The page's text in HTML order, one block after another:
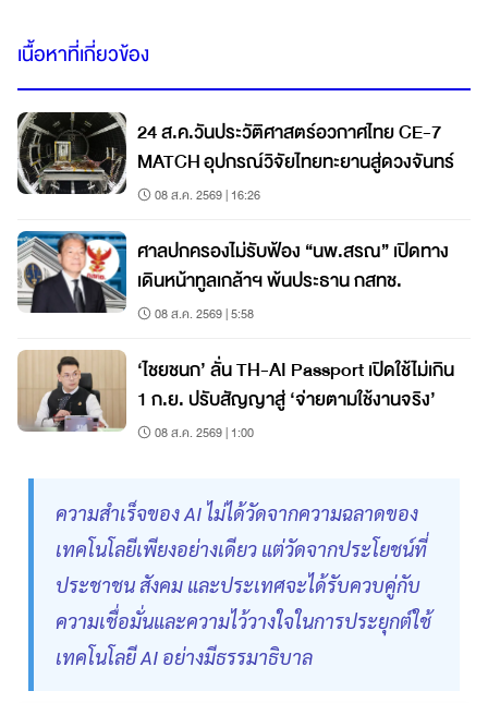
เนื้อหาที่เกี่ยวข้อง
24 ส.ค.วันประวัติศาสตร์อวกาศไทย CE-7
MATCH อุปกรณ์วิจัยไทยทะยานสู่ดวงจันทร์
08 ส.ค. 2569 | 16:26
ศาลปกครองไม่รับฟ้อง “นพ.สรณ” เปิดทาง
เดินหน้าทูลเกล้าฯ พ้นประธาน กสทช.
08 ส.ค. 2569 | 5:58
‘ไชยชนก’ ลั่น TH-AI Passport เปิดใช้ไม่เกิน
1 ก.ย. ปรับสัญญาสู่ ‘จ่ายตามใช้งานจริง’
08 ส.ค. 2569 | 1:00
ความสำเร็จของ AI ไม่ได้วัดจากความฉลาดของ
เทคโนโลยีเพียงอย่างเดียว แต่วัดจากประโยชน์ที่
ประชาชน สังคม และประเทศจะได้รับควบคู่กับ
ความเชื่อมั่นและความไว้วางใจในการประยุกต์ใช้
เทคโนโลยี AI อย่างมีธรรมาธิบาล